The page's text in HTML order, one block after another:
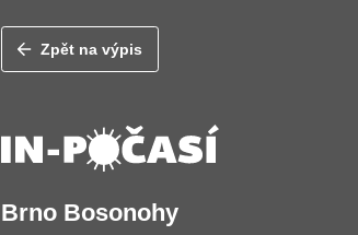
Zpět na výpis
Brno Bosonohy